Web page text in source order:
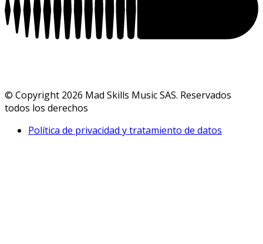
© Copyright 2026 Mad Skills Music SAS. Reservados
todos los derechos
Política de privacidad y tratamiento de datos